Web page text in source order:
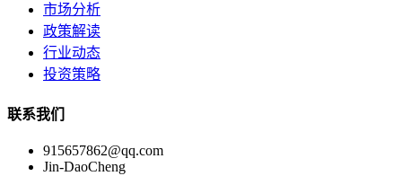
市场分析
政策解读
行业动态
投资策略
联系我们
915657862@qq.com
Jin-DaoCheng